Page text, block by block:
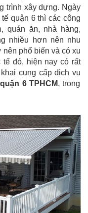
trình xây dựng. Ngày
quận 6 thì các công
quán ăn, nhà hàng,
nhiều hơn nên nhu
phổ biến và có xu
đó, hiện nay có rất
cung cấp dịch vụ
6 TPHCM, trong